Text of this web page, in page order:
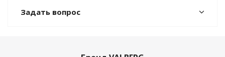
Задать вопрос